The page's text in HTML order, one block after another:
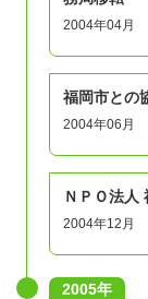
2004年04月
福岡市との
2004年06月
ＮＰＯ法人
2004年12月
2005年